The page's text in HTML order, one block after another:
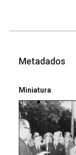
Metadados
Miniatura